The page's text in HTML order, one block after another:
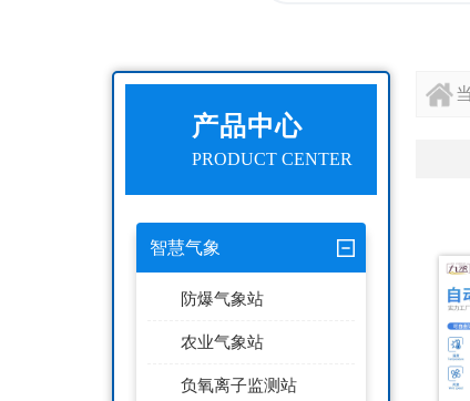
产品中心
PRODUCT CENTER
智慧气象
防爆气象站
农业气象站
负氧离子监测站